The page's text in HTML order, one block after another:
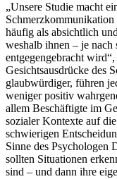
„Unsere Studie macht
Schmerzkommunikation
häufig als absichtlich
weshalb ihnen – je
entgegengebracht
Gesichtsausdrücke des
glaubwürdiger, führen
weniger positiv
allem Beschäftigte im
sozialer Kontexte auf
schwierigen
Sinne des Psychologen
sollten Situationen
sind – und dann ihre